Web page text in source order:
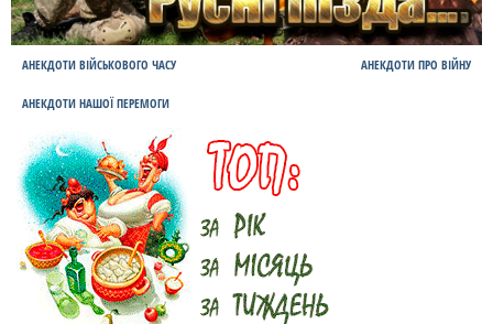
АНЕКДОТИ ВІЙСЬКОВОГО ЧАСУ АНЕКДОТИ ПРО ВІЙНУ
АНЕКДОТИ НАШОЇ ПЕРЕМОГИ